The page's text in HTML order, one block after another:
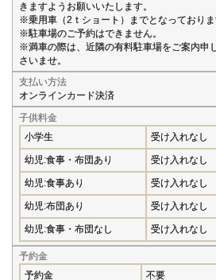
きますようお願いいたします。
※乗用車（2ｔショート）までとなっており
※駐車場のご予約はできません。
※満車の際は、近隣の有料駐車場をご案内申
さいませ。
支払い方法
オンラインカード決済
子供料金
小学生
受け入れなし
幼児:食事・布団あり 受け入れなし
幼児:食事あり 受け入れなし
幼児:布団あり 受け入れなし
幼児:食事・布団なし 受け入れなし
予約金
予約金
不要